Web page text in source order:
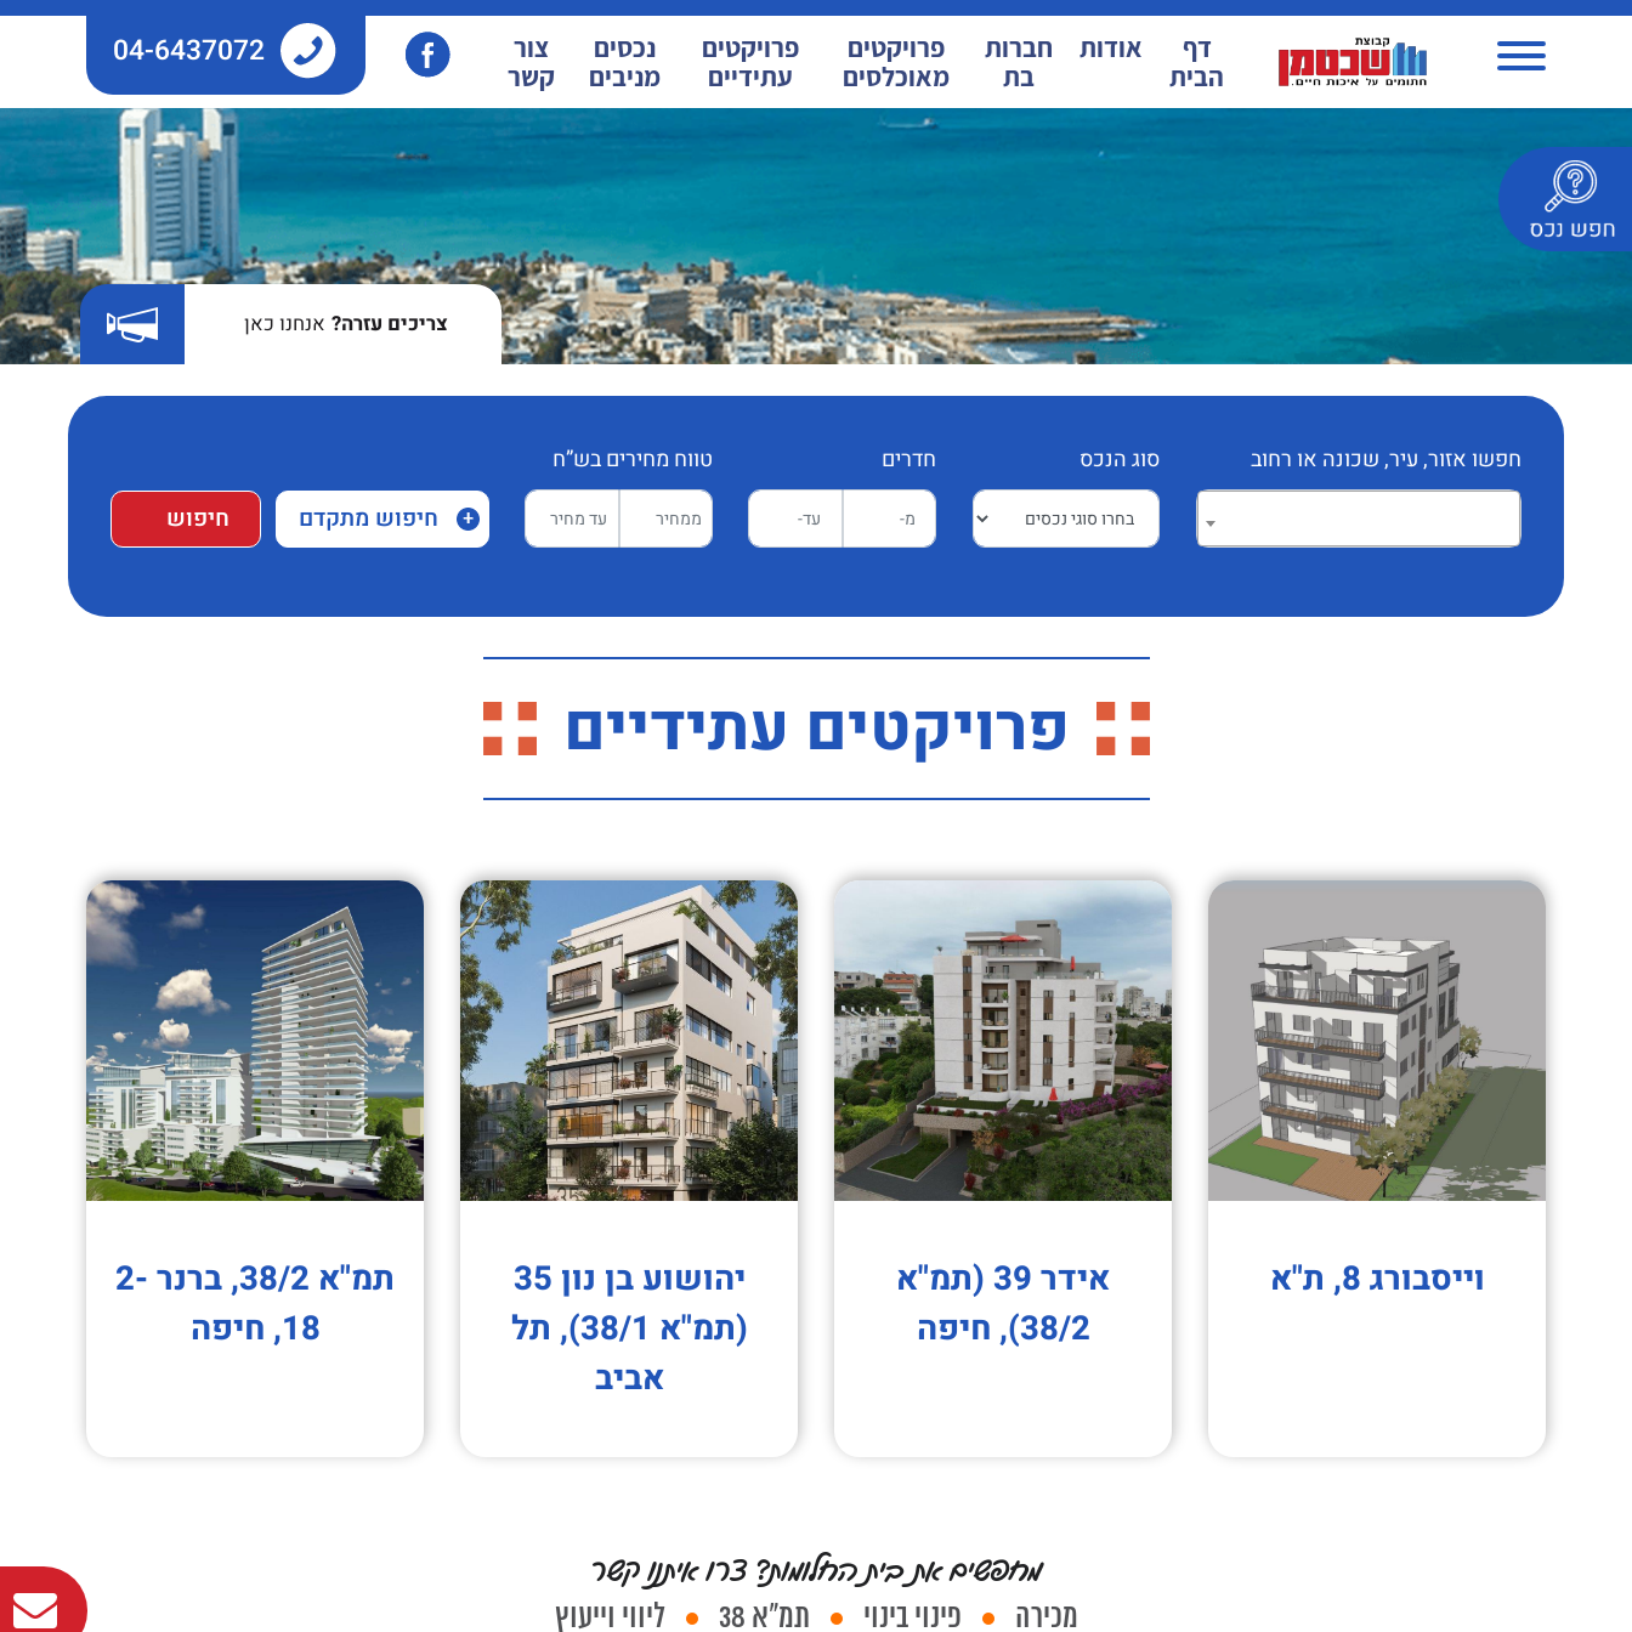
דף
הבית
אודות
חברות
בת
פרויקטים
מאוכלסים
פרויקטים
עתידיים
נכסים
מניבים
צור
קשר
04-6437072
צריכים עזרה? אנחנו כאן
חפשו אזור, עיר, שכונה או רחוב סוג הנכס חדרים טווח מחירים בש”ח
חיפוש מתקדם חיפוש
פרויקטים עתידיים
וייסבורג 8, ת"א
אידר 39 (תמ"א
38/2), חיפה
יהושוע בן נון 35
(תמ"א 38/1), תל
אביב
תמ"א 38/2, ברנר 2-
18, חיפה
מחפשים את בית החלומות? צרו איתנו קשר
מכירה
פינוי בינוי תמ"א 38 ליווי וייעוץ